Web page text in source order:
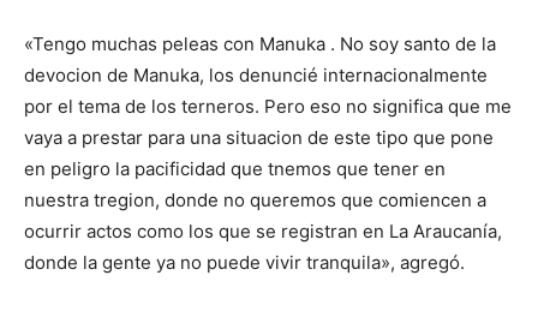
«Tengo muchas peleas con Manuka . No soy santo de la
devocion de Manuka, los denuncié internacionalmente
por el tema de los terneros. Pero eso no significa que me
vaya a prestar para una situacion de este tipo que pone
en peligro la pacificidad que tnemos que tener en
nuestra tregion, donde no queremos que comiencen a
ocurrir actos como los que se registran en La Araucanía,
donde la gente ya no puede vivir tranquila», agregó.